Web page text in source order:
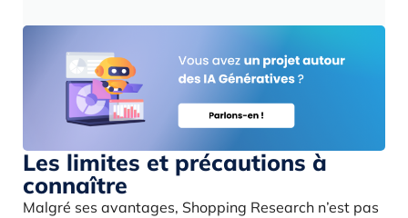
Les limites et précautions à
connaître
Malgré ses avantages, Shopping Research n’est pas